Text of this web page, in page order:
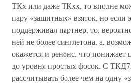
ТКх или даже ТКхх, то вполне
пару «защитных» взяток, но если
поддерживал партнер, то,
ней не более синглетона, а,
окажется и ренонс, что понижает
до уровня простых фосок. С
рассчитывать более чем на одну